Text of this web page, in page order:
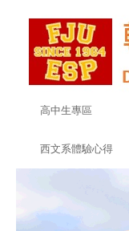
高中生專區
西文系體驗心得